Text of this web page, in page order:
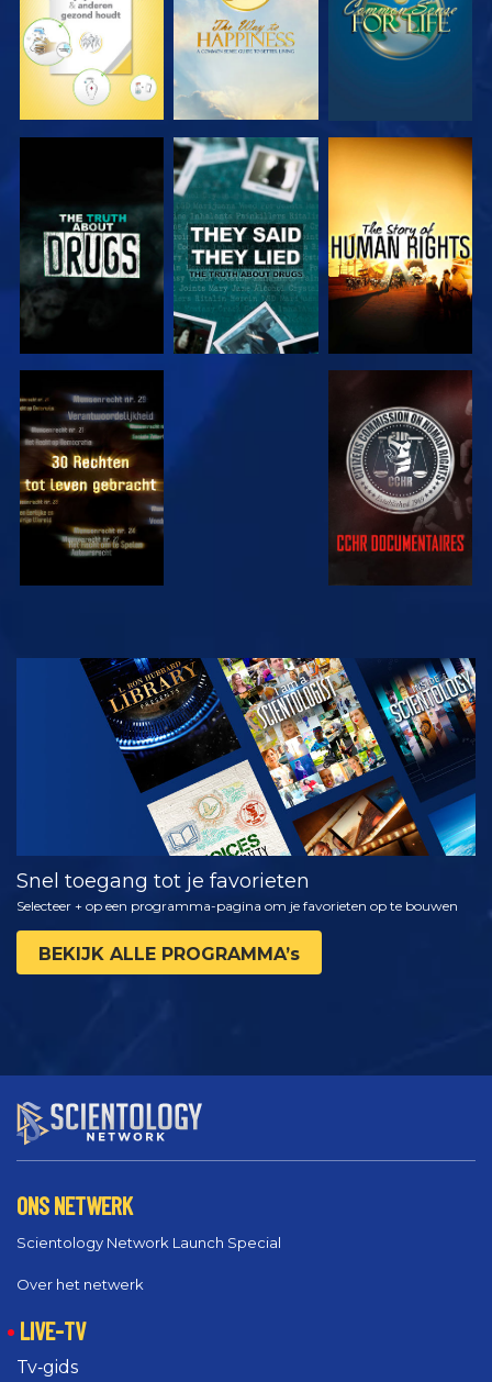
KIJK KIJK
KIJK KIJK
KIJK
VERKEN DE
SERIE
Snel toegang tot je favorieten
Selecteer + op een programma-pagina om je favorieten op te bouwen
BEKIJK ALLE PROGRAMMA’s
ONS NETWERK
Scientology Network Launch Special
Over het netwerk
LIVE-TV
Tv‑gids